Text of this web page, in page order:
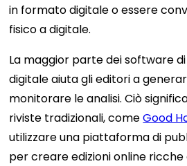
in formato digitale o essere
fisico a digitale.
La maggior parte dei software
digitale aiuta gli editori a
monitorare le analisi. Ciò
riviste tradizionali, comeGood
utilizzare una piattaforma di
per creare edizioni online